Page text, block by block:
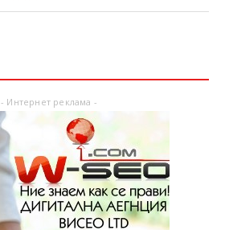
- Интернет реклама -